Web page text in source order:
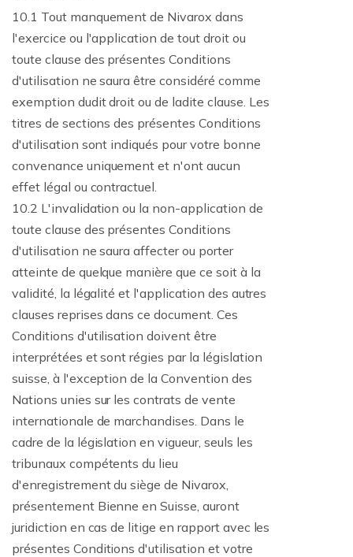
10.1 Tout manquement de Nivarox dans
l'exercice ou l'application de tout droit ou
toute clause des présentes Conditions
d'utilisation ne saura être considéré comme
exemption dudit droit ou de ladite clause. Les
titres de sections des présentes Conditions
d'utilisation sont indiqués pour votre bonne
convenance uniquement et n'ont aucun
effet légal ou contractuel.
10.2 L'invalidation ou la non-application de
toute clause des présentes Conditions
d'utilisation ne saura affecter ou porter
atteinte de quelque manière que ce soit à la
validité, la légalité et l'application des autres
clauses reprises dans ce document. Ces
Conditions d'utilisation doivent être
interprétées et sont régies par la législation
suisse, à l'exception de la Convention des
Nations unies sur les contrats de vente
internationale de marchandises. Dans le
cadre de la législation en vigueur, seuls les
tribunaux compétents du lieu
d'enregistrement du siège de Nivarox,
présentement Bienne en Suisse, auront
juridiction en cas de litige en rapport avec les
présentes Conditions d'utilisation et votre